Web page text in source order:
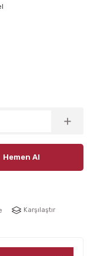
Hemen Al
Karşılaştır